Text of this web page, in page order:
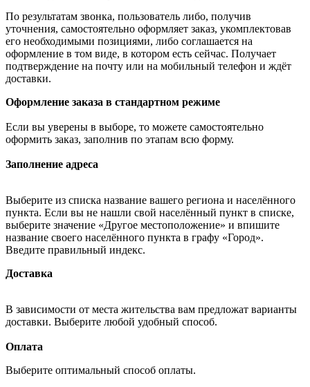
По результатам звонка, пользователь либо, получив
уточнения, самостоятельно оформляет заказ, укомплектовав
его необходимыми позициями, либо соглашается на
оформление в том виде, в котором есть сейчас. Получает
подтверждение на почту или на мобильный телефон и ждёт
доставки.
Оформление заказа в стандартном режиме
Если вы уверены в выборе, то можете самостоятельно
оформить заказ, заполнив по этапам всю форму.
Заполнение адреса
Выберите из списка название вашего региона и населённого
пункта. Если вы не нашли свой населённый пункт в списке,
выберите значение «Другое местоположение» и впишите
название своего населённого пункта в графу «Город».
Введите правильный индекс.
Доставка
В зависимости от места жительства вам предложат варианты
доставки. Выберите любой удобный способ.
Оплата
Выберите оптимальный способ оплаты.